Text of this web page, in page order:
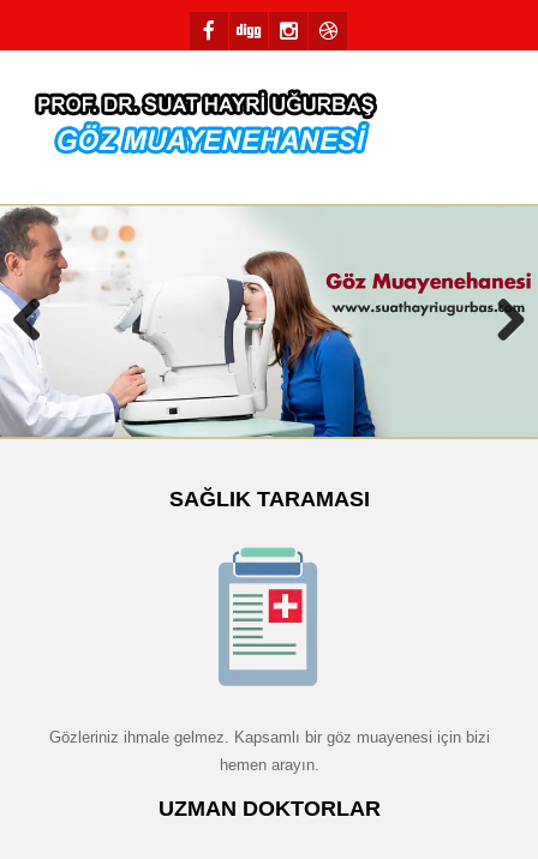
Previous
SAĞLIK TARAMASI
Gözleriniz ihmale gelmez. Kapsamlı bir göz muayenesi için bizi
hemen arayın.
UZMAN DOKTORLAR